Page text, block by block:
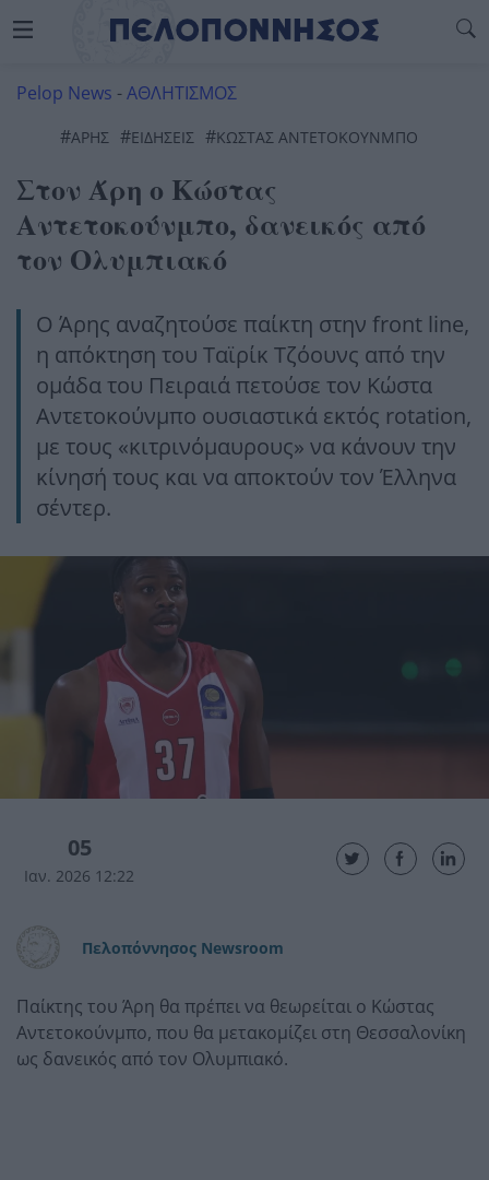
Pelop News -ΑΘΛΗΤΙΣΜΟΣ
#ΑΡΗΣ #ΕΙΔΗΣΕΙΣ #ΚΩΣΤΑΣ ΑΝΤΕΤΟΚΟΥΝΜΠΟ
Στον Άρη ο Κώστας
Αντετοκούνμπο, δανεικός από
τον Ολυμπιακό
Ο Άρης αναζητούσε παίκτη στην front line,
η απόκτηση του Ταϊρίκ Τζόουνς από την
ομάδα του Πειραιά πετούσε τον Κώστα
Αντετοκούνμπο ουσιαστικά εκτός rotation,
με τους «κιτρινόμαυρους» να κάνουν την
κίνησή τους και να αποκτούν τον Έλληνα
σέντερ.
05
Ιαν. 2026 12:22
Πελοπόννησος Newsroom
Παίκτης του Άρη θα πρέπει να θεωρείται ο Κώστας
Αντετοκούνμπο, που θα μετακομίζει στη Θεσσαλονίκη
ως δανεικός από τον Ολυμπιακό.